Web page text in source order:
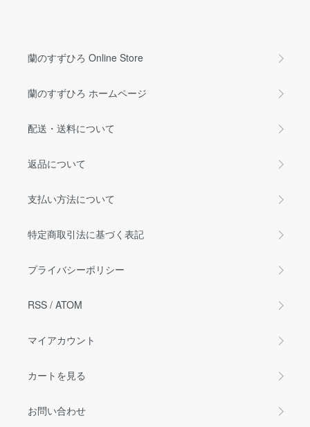
蘭のすずひろ Online Store
蘭のすずひろ ホームページ
配送・送料について
返品について
支払い方法について
特定商取引法に基づく表記
プライバシーポリシー
RSS / ATOM
マイアカウント
カートを見る
お問い合わせ